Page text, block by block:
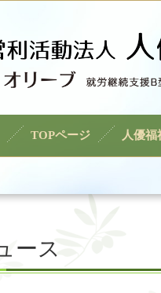
TOPページ 人優
ース